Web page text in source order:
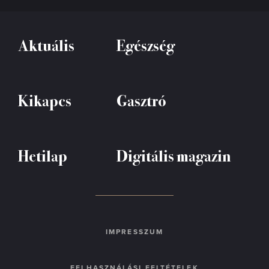
Aktuális Egészség
Kikapcs Gasztró
Hetilap Digitális magazin
IMPRESSZUM